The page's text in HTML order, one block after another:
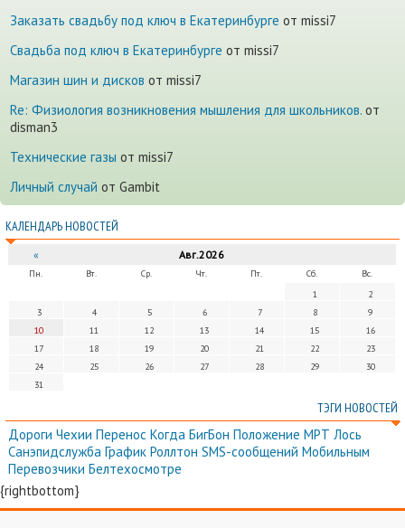
Заказать свадьбу под ключ в Екатеринбурге от missi7
Cвадьба под ключ в Екатеринбурге от missi7
Магазин шин и дисков от missi7
Re: Физиология возникновения мышления для школьников. от
disman3
Технические газы от missi7
Личный случай от Gambit
КАЛЕНДАРЬ НОВОСТЕЙ
« Авг.2026
Пн. Вт. Ср. Чт. Пт. Сб.
Вс.
1
2
3
4 5 6 7 8
9
10
11 12 13 14 15
16
17
18 19 20 21 22
23
24
25 26 27 28 29
30
31
ТЭГИ НОВОСТЕЙ
Дороги Чехии Перенос Когда БигБон Положение МРТ Лось
Санэпидслужба График Роллтон SMS-сообщений Мобильным
Перевозчики Белтехосмотре
{rightbottom}